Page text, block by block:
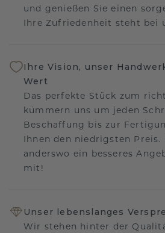
und genießen Sie einen
Ihre Zufriedenheit steht bei
Ihre Vision, unser
Wert
Das perfekte Stück zum
kümmern uns um jeden
Beschaffung bis zur
Ihnen den niedrigsten Preis.
anderswo ein besseres
mit!
Unser lebenslanges
Wir stehen hinter der